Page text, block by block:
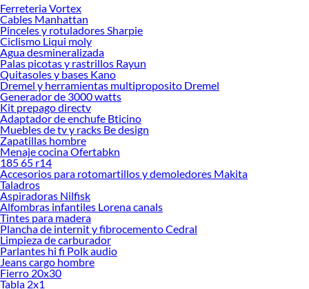
Ferreteria Vortex
Cables Manhattan
Pinceles y rotuladores Sharpie
Ciclismo Liqui moly
Agua desmineralizada
Palas picotas y rastrillos Rayun
Quitasoles y bases Kano
Dremel y herramientas multiproposito Dremel
Generador de 3000 watts
Kit prepago directv
Adaptador de enchufe Bticino
Muebles de tv y racks Be design
Zapatillas hombre
Menaje cocina Ofertabkn
185 65 r14
Accesorios para rotomartillos y demoledores Makita
Taladros
Aspiradoras Nilfisk
Alfombras infantiles Lorena canals
Tintes para madera
Plancha de internit y fibrocemento Cedral
Limpieza de carburador
Parlantes hi fi Polk audio
Jeans cargo hombre
Fierro 20x30
Tabla 2x1